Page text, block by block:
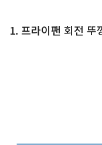
1. 프라이팬 회전 뚜